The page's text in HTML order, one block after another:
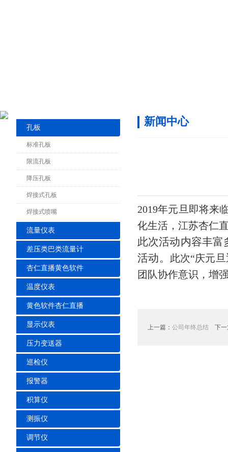
孔板
标准孔板
限流孔板
降压孔板
焊接式孔板
焊接式喷嘴
流量仪表
差压类巴类流量计
杏仁直播黄色软件
温度仪表
黄色软件杏仁直播
显示仪表
压力变送器
巡检仪
报警器
积算仪
测振仪
调节仪
新闻中心
2019年元旦即将来临
化生活，江苏杏仁
此次活动内容丰富多
活动。
此次“庆元旦
团队协作意识，
上一篇： 公司年终总结 下一篇